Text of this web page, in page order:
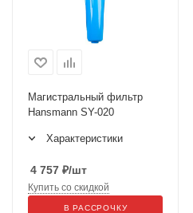
Магистральный фильтр
Hansmann SY-020
Характеристики
4 757 ₽/шт
Купить со скидкой
В РАССРОЧКУ